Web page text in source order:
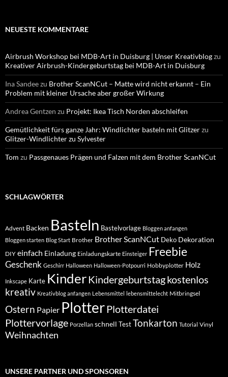
NEUESTE KOMMENTARE
Airbrush Workshop bei MDB-Art in Duisburg | Unser Kreativblogzu
Kreativer Airbrush-Kindergeburtstag bei MDB-Art in Duisburg
Ina Sandeezu Brother ScanNCut – Matte wird nicht erkannt – Ein
Problem mit kleiner Ursache aber großer Wirkung
Andrea Gentzen zu Projekt: Ikea Tisch Norden abschleifen
Gemütlichkeit fürs ganze Jahr: Windlichter basteln mit Glitzerzu
Glitzer-Windlichter zu Sylvester
Tom zu Passgenaues Prägen und Falzen mit dem Brother ScanNCut
SCHLAGWÖRTER
Advent Backen Basteln Bastelvorlage Bloggen anfangen
Bloggen starten Blog Start Brother Brother ScanNCut Deko Dekoration
DIY einfach Einladung Einladungskarte Einsteiger Freebie
Geschenk Geschirr Halloween Halloween-Potpourri Hobbyplotter Holz
Inkscape Karte Kinder Kindergeburtstagkostenlos
kreativ Kreativblog anfangen Lebensmittel lebensmittelecht Mitbringsel
Ostern Papier Plotter Plotterdatei
Plottervorlage Porzellan schnell TestTonkarton Tutorial Vinyl
Weihnachten
UNSERE PARTNER UND SPONSOREN